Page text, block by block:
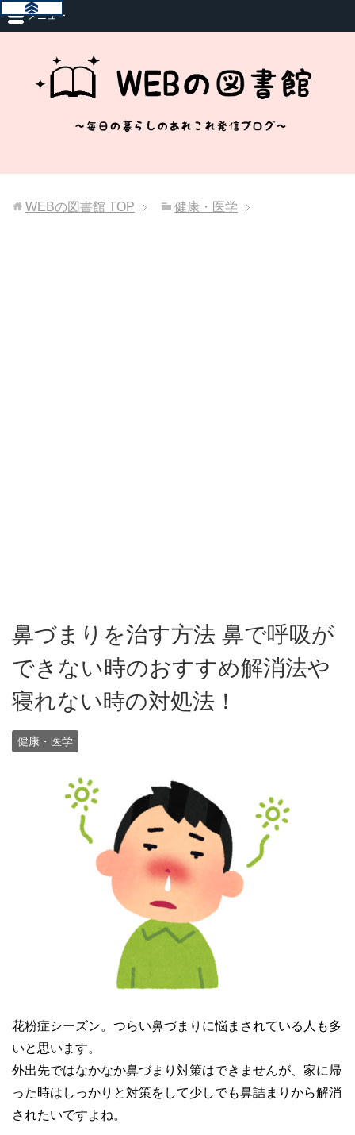
メニュー
WEBの図書館 TOP 健康・医学
鼻づまりを治す方法 鼻で呼吸が
できない時のおすすめ解消法や
寝れない時の対処法！
健康・医学
花粉症シーズン。つらい鼻づまりに悩まされている人も多
いと思います。
外出先ではなかなか鼻づまり対策はできませんが、家に帰
った時はしっかりと対策をして少しでも鼻詰まりから解消
されたいですよね。